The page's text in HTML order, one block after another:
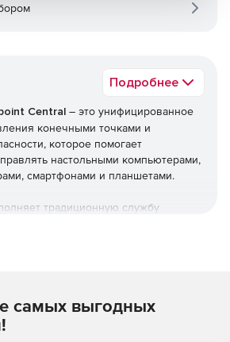
Подробнее
Central – это унифицированное
конечными точками и
которое помогает
настольными компьютерами,
смартфонами и планшетами.
традиционную службу
ОС. Кроме того,решение
активами и лицензиями на ПО,
использования ПО, управлять
самых выгодных